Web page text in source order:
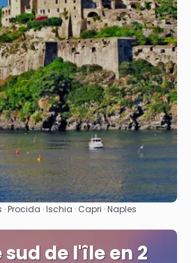
Afficher
Procida · Ischia · Capri · Naples
de l'île en 2